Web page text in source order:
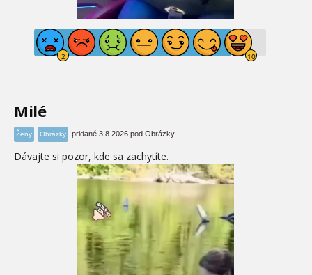
Milé
Ženy Obrázky pridané 3.8.2026 pod Obrázky
Dávajte si pozor, kde sa zachytíte.